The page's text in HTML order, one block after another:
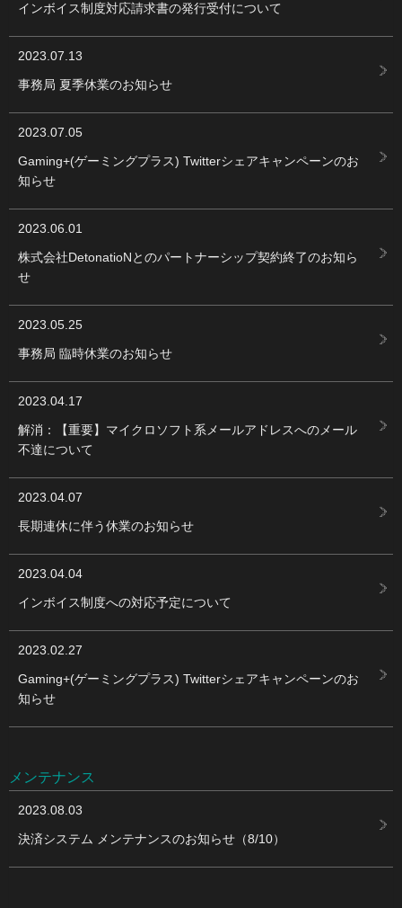
インボイス制度対応請求書の発行受付について
2023.07.13
事務局 夏季休業のお知らせ
2023.07.05
Gaming+(ゲーミングプラス) Twitterシェアキャンペーンのお
知らせ
2023.06.01
株式会社DetonatioNとのパートナーシップ契約終了のお知ら
せ
2023.05.25
事務局 臨時休業のお知らせ
2023.04.17
解消：【重要】マイクロソフト系メールアドレスへのメール
不達について
2023.04.07
長期連休に伴う休業のお知らせ
2023.04.04
インボイス制度への対応予定について
2023.02.27
Gaming+(ゲーミングプラス) Twitterシェアキャンペーンのお
知らせ
メンテナンス
2023.08.03
決済システム メンテナンスのお知らせ（8/10）